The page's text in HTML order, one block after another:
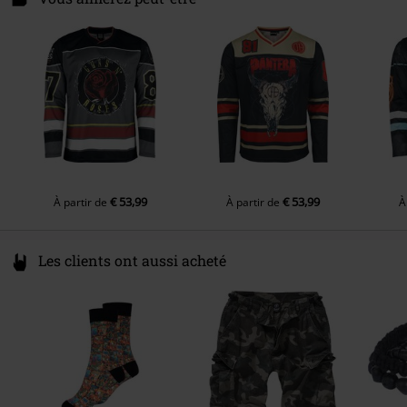
Netherlands
compliance@24hour-ar.com
À partir de € 53,99 À partir de € 53,99
Les clients ont aussi acheté